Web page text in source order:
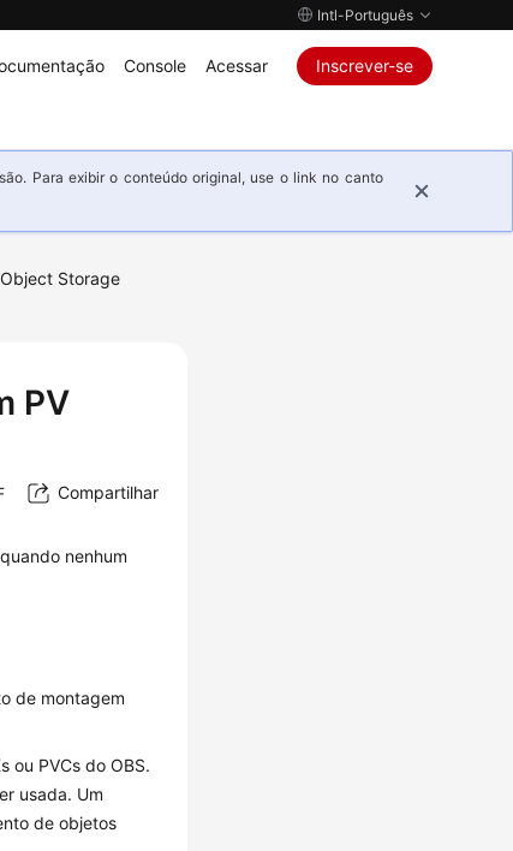
Intl-Português
Console Acessar Inscrever-se
Para exibir o conteúdo original, use o link no canto
Object Storage
PV
Compartilhar
nenhum
de montagem
ou PVCs do OBS.
usada. Um
de objetos